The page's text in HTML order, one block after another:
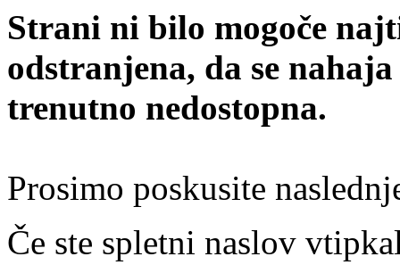
Strani ni bilo mogoče
odstranjena, da se
trenutno nedostopna.
Prosimo poskusite
Če ste spletni naslov